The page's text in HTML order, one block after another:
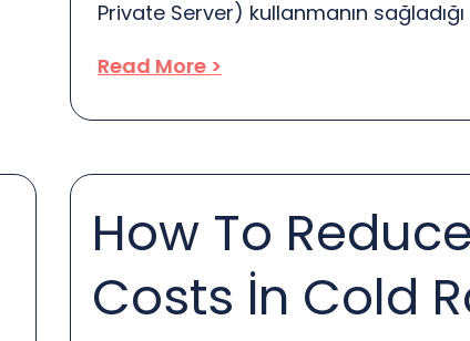
Private Server) kullanmanın
barındırma süreçlerinde önemli bir rol
sanal bir sunucu olarak, kullanıcıya
avantajlardan bahsedelim.
Read More >
How To
Costs İn Cold